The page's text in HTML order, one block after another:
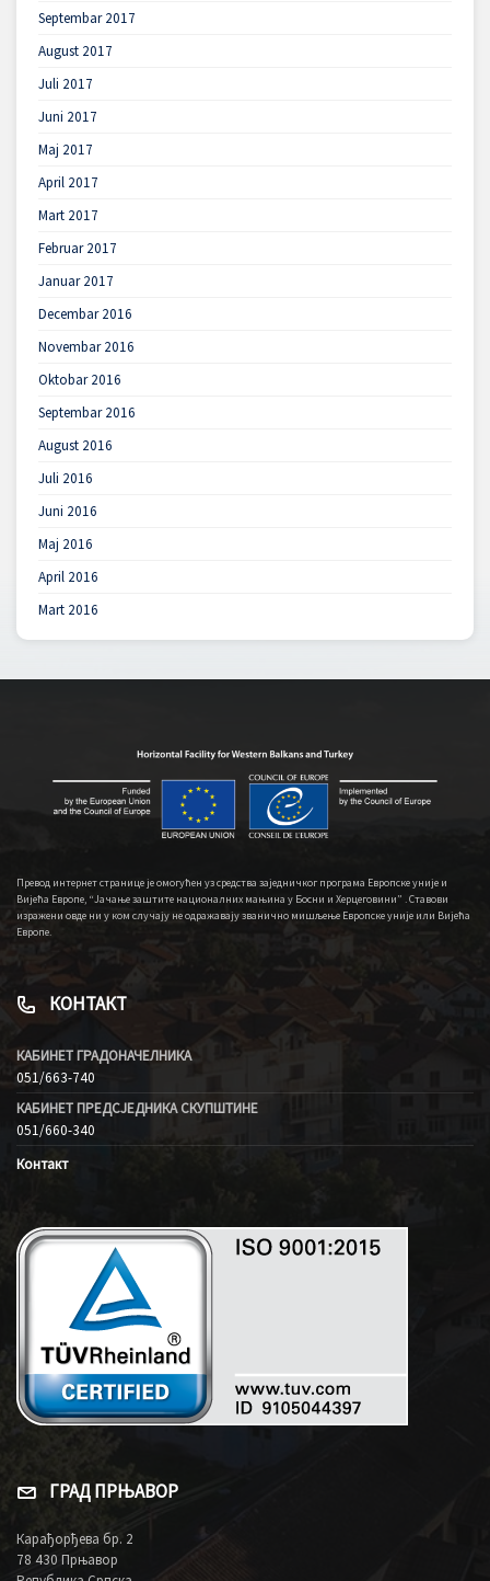
Septembar 2017
August 2017
Juli 2017
Juni 2017
Maj 2017
April 2017
Mart 2017
Februar 2017
Januar 2017
Decembar 2016
Novembar 2016
Oktobar 2016
Septembar 2016
August 2016
Juli 2016
Juni 2016
Maj 2016
April 2016
Mart 2016
Превод интернет странице је омогућен уз средства заједничког програма Европске уније и
Вијећа Европе, “Јачање заштите националних мањина у Босни и Херцеговини” . Ставови
изражени овде ни у ком случају не одражавају званично мишљење Европске уније или Вијећа
Европе.
КОНТАКТ
КАБИНЕТ ГРАДОНАЧЕЛНИКА
051/663-740
КАБИНЕТ ПРЕДСЈЕДНИКА СКУПШТИНЕ
051/660-340
Контакт
ГРАД ПРЊАВОР
Карађорђева бр. 2
78 430 Прњавор